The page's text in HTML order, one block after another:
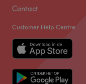
Contact
Customer Help Centre